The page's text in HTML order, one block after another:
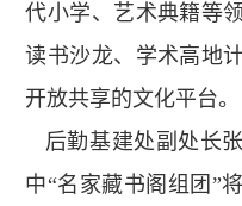
代小学、艺术典籍等
读书沙龙、学术高地
开放共享的文化平台。
后勤基建处副处长
中“名家藏书阁组团”